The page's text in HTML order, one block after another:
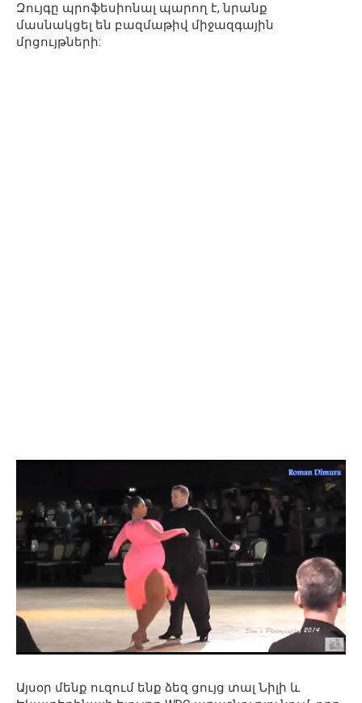
Զույգը պրոֆեսիոնալ պարող է, նրանք
մասնակցել են բազմաթիվ միջազգային
մրցույթների:
Այսօր մենք ուզում ենք ձեզ ցույց տալ Նիլի և